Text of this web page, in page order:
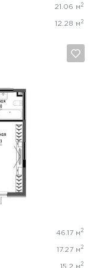
21.06 м 2
12.28 м 2
46.17 м 2
17.27 м 2
15.2 м 2